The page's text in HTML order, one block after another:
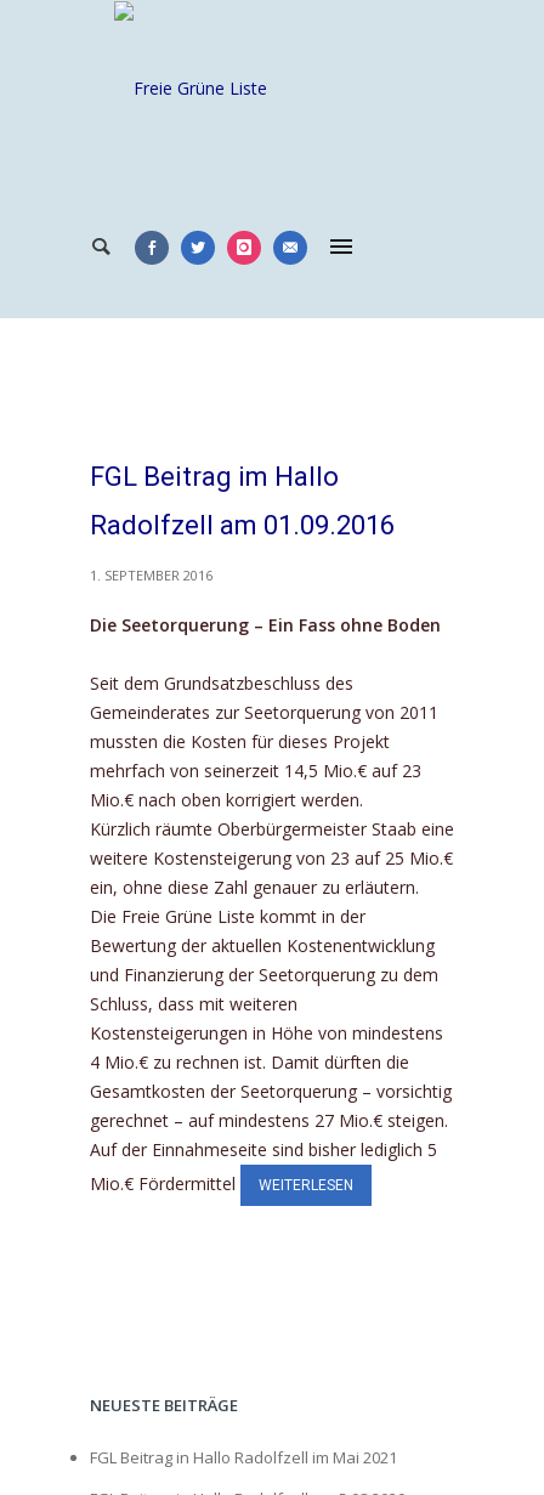
FGL Beitrag im Hallo
Radolfzell am 01.09.2016
1. SEPTEMBER 2016
Die Seetorquerung – Ein Fass ohne Boden
Seit dem Grundsatzbeschluss des
Gemeinderates zur Seetorquerung von 2011
mussten die Kosten für dieses Projekt
mehrfach von seinerzeit 14,5 Mio.€ auf 23
Mio.€ nach oben korrigiert werden.
Kürzlich räumte Oberbürgermeister Staab eine
weitere Kostensteigerung von 23 auf 25 Mio.€
ein, ohne diese Zahl genauer zu erläutern.
Die Freie Grüne Liste kommt in der
Bewertung der aktuellen Kostenentwicklung
und Finanzierung der Seetorquerung zu dem
Schluss, dass mit weiteren
Kostensteigerungen in Höhe von mindestens
4 Mio.€ zu rechnen ist. Damit dürften die
Gesamtkosten der Seetorquerung – vorsichtig
gerechnet – auf mindestens 27 Mio.€ steigen.
Auf der Einnahmeseite sind bisher lediglich 5
Mio.€ Fördermittel
WEITERLESEN
NEUESTE BEITRÄGE
FGL Beitrag in Hallo Radolfzell im Mai 2021